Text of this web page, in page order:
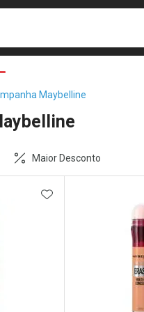
Maybelline
Maior Desconto
ADICIONAR AOS